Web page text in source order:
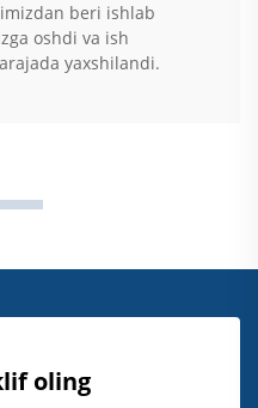
beri ishlab
oshdi va ish
yaxshilandi.
oling